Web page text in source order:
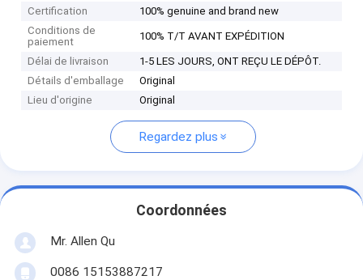
Certification
100% genuine and brand new
Conditions de
paiement
100% T/T AVANT EXPÉDITION
Délai de livraison
1-5 LES JOURS, ONT REÇU LE DÉPÔT.
Détails d'emballage
Original
Lieu d'origine
Original
Regardez plus
Coordonnées
Mr. Allen Qu
0086 15153887217